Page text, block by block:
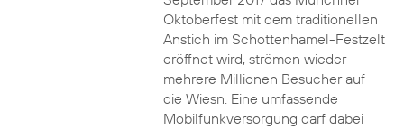
Oktoberfest mit dem traditionellen
Anstich im Schottenhamel-Festzelt
eröffnet wird, strömen wieder
mehrere Millionen Besucher auf
die Wiesn. Eine umfassende
Mobilfunkversorgung darf dabei